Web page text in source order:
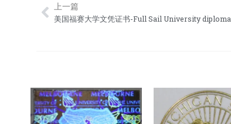
Prev
上一篇
美国福赛大学文凭证书-Full Sail University diploma